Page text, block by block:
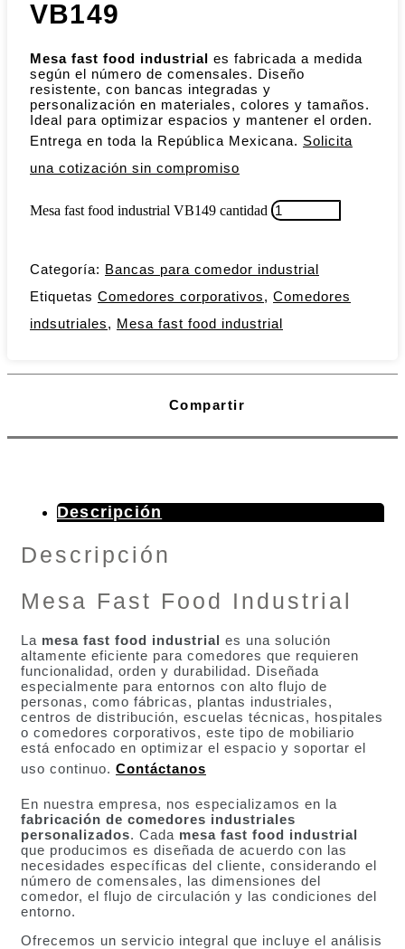
VB149
Mesa fast food industrial es fabricada a medida
según el número de comensales. Diseño
resistente, con bancas integradas y
personalización en materiales, colores y tamaños.
Ideal para optimizar espacios y mantener el orden.
Entrega en toda la República Mexicana. Solicita
una cotización sin compromiso
Mesa fast food industrial VB149 cantidad
Categoría: Bancas para comedor industrial
Etiquetas Comedores corporativos, Comedores
indsutriales, Mesa fast food industrial
Compartir
Descripción
Descripción
Mesa Fast Food Industrial
La mesa fast food industrial es una solución
altamente eficiente para comedores que requieren
funcionalidad, orden y durabilidad. Diseñada
especialmente para entornos con alto flujo de
personas, como fábricas, plantas industriales,
centros de distribución, escuelas técnicas, hospitales
o comedores corporativos, este tipo de mobiliario
está enfocado en optimizar el espacio y soportar el
uso continuo. Contáctanos
En nuestra empresa, nos especializamos en la
fabricación de comedores industriales
personalizados. Cada mesa fast food industrial
que producimos es diseñada de acuerdo con las
necesidades específicas del cliente, considerando el
número de comensales, las dimensiones del
comedor, el flujo de circulación y las condiciones del
entorno.
Ofrecemos un servicio integral que incluye el análisis